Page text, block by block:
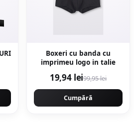
Boxeri cu banda cu
imprimeu logo in talie
19,94 lei99,95 lei
Cumpără